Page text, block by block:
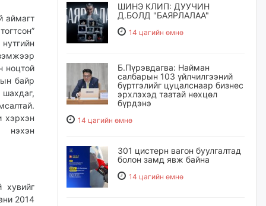
аймагт
ноцтой
байр
хэрхэн
нэхэн
хувийг
2014
ШИНЭ КЛИП: ДУУЧИН
Д.БОЛД "БАЯРЛАЛАА"
14 цагийн өмнө
Б.Пүрэвдагва: Найман
салбарын 103 үйлчилгээний
бүртгэлийг цуцалснаар бизнес
эрхлэхэд таатай нөхцөл
бүрдэнэ
14 цагийн өмнө
301 цистерн вагон буулгалтад
болон замд явж байна
14 цагийн өмнө